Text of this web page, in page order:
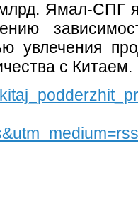
Ямал-СПГ
увлечения
с Китаем.